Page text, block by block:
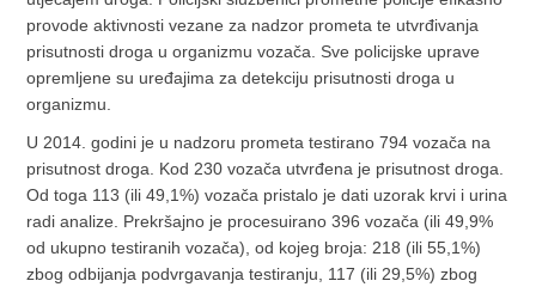
provode aktivnosti vezane za nadzor prometa te utvrđivanja
prisutnosti droga u organizmu vozača. Sve policijske uprave
opremljene su uređajima za detekciju prisutnosti droga u
organizmu.
U 2014. godini je u nadzoru prometa testirano 794 vozača na
prisutnost droga. Kod 230 vozača utvrđena je prisutnost droga.
Od toga 113 (ili 49,1%) vozača pristalo je dati uzorak krvi i urina
radi analize. Prekršajno je procesuirano 396 vozača (ili 49,9%
od ukupno testiranih vozača), od kojeg broja: 218 (ili 55,1%)
zbog odbijanja podvrgavanja testiranju, 117 (ili 29,5%) zbog